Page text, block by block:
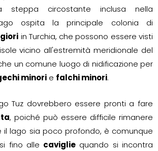
steppa circostante inclusa nella
ospita la principale colonia di
in Turchia, che possono essere visti
vicino all'estremità meridionale del
un comune luogo di nidificazione per
minori e falchi minori.
Tuz dovrebbero essere pronti a fare
, poiché può essere difficile rimanere
il lago sia poco profondo, è comunque
fino alle caviglie quando si incontra